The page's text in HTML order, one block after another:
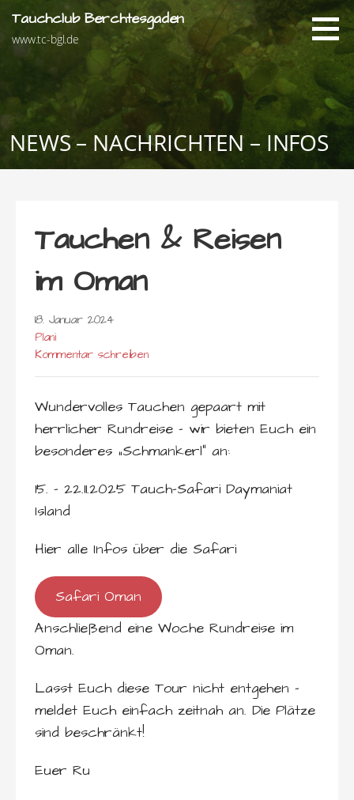
Inhalt
springen
Tauchclub Berchtesgaden
www.tc-bgl.de
NEWS – NACHRICHTEN – INFOS
Tauchen & Reisen
im Oman
18. Januar 2024
Plani
Kommentar schreiben
Wundervolles Tauchen gepaart mit
herrlicher Rundreise – wir bieten Euch ein
besonderes „Schmankerl“ an:
15. – 22.11.2025 Tauch-Safari Daymaniat
Island
Hier alle Infos über die Safari
Safari Oman
Anschließend eine Woche Rundreise im
Oman.
Lasst Euch diese Tour nicht entgehen –
meldet Euch einfach zeitnah an. Die Plätze
sind beschränkt!
Euer Ru